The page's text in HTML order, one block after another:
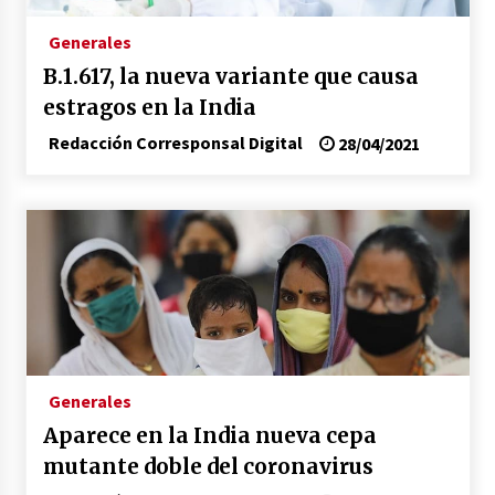
Corina Machado y su sed de poder
17/01/2026
16/01/2026
Medellín necesita gobernantes con sentido
de pertenencia
15/01/2026
Falcao regresa con el rabo entre las patas
Generales
B.1.617, la nueva variante que causa
estragos en la India
Redacción Corresponsal Digital 28/04/2021
Generales
Aparece en la India nueva cepa
mutante doble del coronavirus